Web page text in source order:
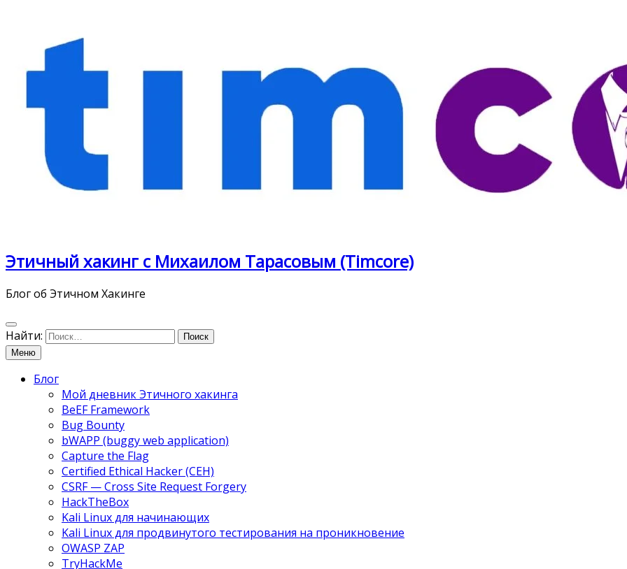
Этичный хакинг с Михаилом Тарасовым (Timcore)
Блог об Этичном Хакинге
Найти:
Меню
Блог
Мой дневник Этичного хакинга
BeEF Framework
Bug Bounty
bWAPP (buggy web application)
Capture the Flag
Certified Ethical Hacker (CEH)
CSRF — Cross Site Request Forgery
HackTheBox
Kali Linux для начинающих
Kali Linux для продвинутого тестирования на проникновение
OWASP ZAP
TryHackMe